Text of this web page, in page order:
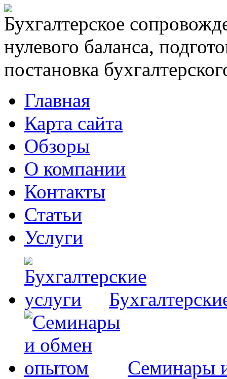
Бухгалтерское
нулевого баланса,
постановка
Главная
Карта сайта
Обзоры
О компании
Контакты
Статьи
Услуги
Семинары